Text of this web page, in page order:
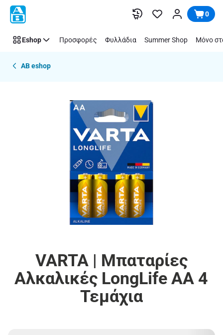
Παράλειψη 0
Eshop Προσφορές Φυλλάδια Summer Shop Μόνο
AB eshop
VARTA | Μπαταρίες
Αλκαλικές LongLife ΑΑ 4
Τεμάχια